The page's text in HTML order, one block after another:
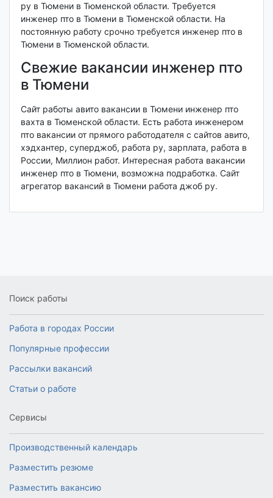
ру в Тюмени в Тюменской области. Требуется
инженер пто в Тюмени в Тюменской области. На
постоянную работу срочно требуется инженер пто в
Тюмени в Тюменской области.
Свежие вакансии инженер пто
в Тюмени
Сайт работы авито вакансии в Тюмени инженер пто
вахта в Тюменской области. Есть работа инженером
пто вакансии от прямого работодателя с сайтов авито,
хэдхантер, суперджоб, работа ру, зарплата, работа в
России, Миллион работ. Интересная работа вакансии
инженер пто в Тюмени, возможна подработка. Сайт
агрегатор вакансий в Тюмени работа джоб ру.
Поиск работы
Работа в городах России
Популярные профессии
Рассылки вакансий
Статьи о работе
Сервисы
Производственный календарь
Разместить резюме
Разместить вакансию